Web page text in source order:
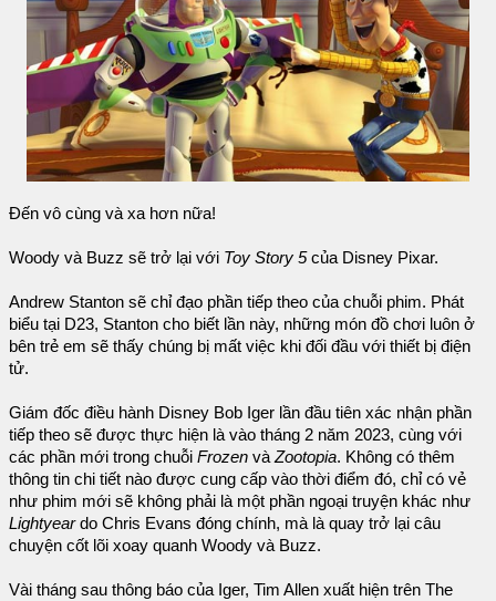
Đến vô cùng và xa hơn nữa!
Woody và Buzz sẽ trở lại với Toy Story 5của Disney Pixar.
Andrew Stanton sẽ chỉ đạo phần tiếp theo của chuỗi phim. Phát
biểu tại D23, Stanton cho biết lần này, những món đồ chơi luôn ở
bên trẻ em sẽ thấy chúng bị mất việc khi đối đầu với thiết bị điện
tử.
Giám đốc điều hành Disney Bob Iger lần đầu tiên xác nhận phần
tiếp theo sẽ được thực hiện là vào tháng 2 năm 2023, cùng với
các phần mới trong chuỗi Frozen vàZootopia. Không có thêm
thông tin chi tiết nào được cung cấp vào thời điểm đó, chỉ có vẻ
như phim mới sẽ không phải là một phần ngoại truyện khác như
Lightyeardo Chris Evans đóng chính, mà là quay trở lại câu
chuyện cốt lõi xoay quanh Woody và Buzz.
Vài tháng sau thông báo của Iger, Tim Allen xuất hiện trên The